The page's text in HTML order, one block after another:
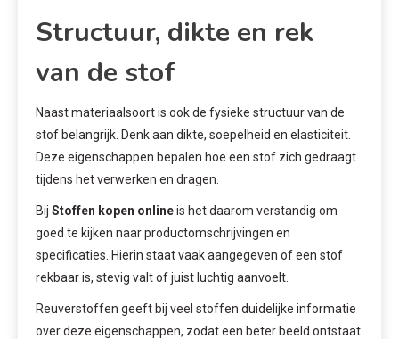
Structuur, dikte en rek
van de stof
Naast materiaalsoort is ook de fysieke structuur van de
stof belangrijk. Denk aan dikte, soepelheid en elasticiteit.
Deze eigenschappen bepalen hoe een stof zich gedraagt
tijdens het verwerken en dragen.
Bij Stoffen kopen onlineis het daarom verstandig om
goed te kijken naar productomschrijvingen en
specificaties. Hierin staat vaak aangegeven of een stof
rekbaar is, stevig valt of juist luchtig aanvoelt.
Reuverstoffen geeft bij veel stoffen duidelijke informatie
over deze eigenschappen, zodat een beter beeld ontstaat